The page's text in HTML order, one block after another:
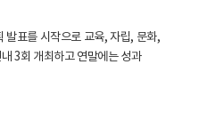
발표를 시작으로 교육, 자립, 문화,
3회 개최하고 연말에는 성과